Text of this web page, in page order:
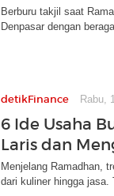
Berburu takjil saat
Denpasar dengan
detikFinance Rabu,
6 Ide Usaha
Laris dan
Menjelang Ramadhan,
dari kuliner hingga jasa.